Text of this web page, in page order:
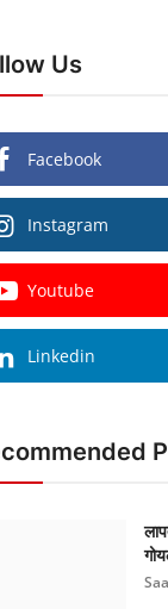
Us
Facebook
Instagram
Youtube
Linkedin